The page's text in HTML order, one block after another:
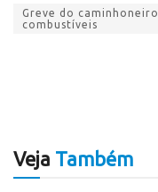
Greve do
combustíveis
Veja Também